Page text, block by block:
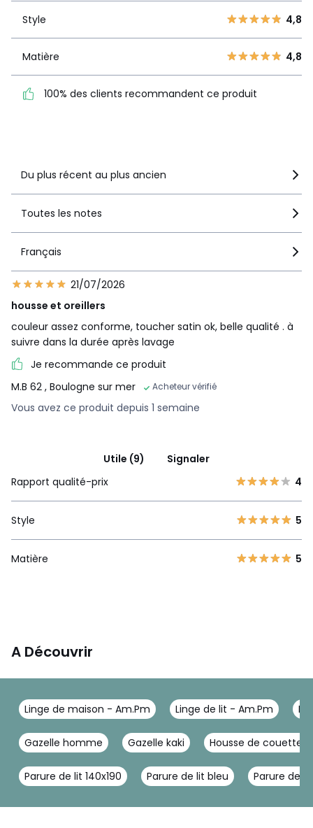
1
3
4,8
4,8
recommandent ce produit
Style 4,8
Matière 4,8
100% des clients recommandent ce produit
Du plus récent au plus ancien
Toutes les notes
Français
21/07/2026
housse et oreillers
couleur assez conforme, toucher satin ok, belle qualité . à
suivre dans la durée après lavage
Je recommande ce produit
M.B 62 , Boulogne sur mer Acheteur vérifié
Vous avez ce produit depuis 1 semaine
Utile (9)
Signaler
Rapport qualité-prix
4
Style 5
Matière 5
A Découvrir
Linge de maison - Am.Pm Linge de lit - Am.Pm
Gazelle homme Gazelle kaki Housse de couette
Parure de lit 140x190 Parure de lit bleu Parure de